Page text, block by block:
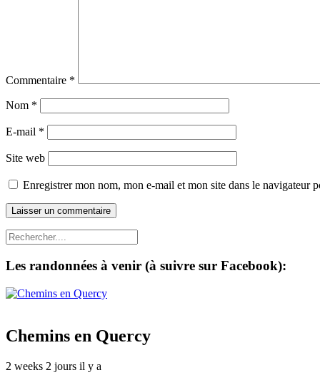
Commentaire *
Nom *
E-mail *
Site web
Enregistrer mon nom, mon e-mail et mon site dans le navigateur
Les randonnées à venir (à suivre sur Facebook):
Chemins en Quercy
2 weeks 2 jours il y a